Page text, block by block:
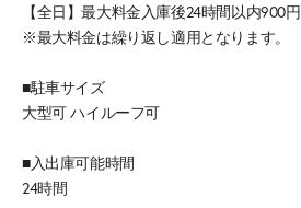
【全日】最大料金入庫後24時間以内900円
※最大料金は繰り返し適用となります。
■駐車サイズ
大型可 ハイルーフ可
■入出庫可能時間
24時間